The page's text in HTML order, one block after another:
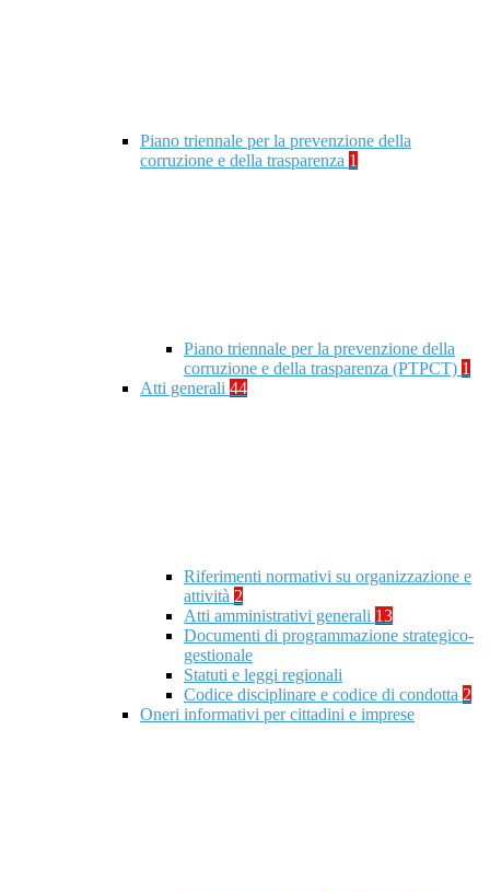
Piano triennale per la prevenzione della
corruzione e della trasparenza 1
Piano triennale per la prevenzione della
corruzione e della trasparenza (PTPCT) 1
Atti generali 44
Riferimenti normativi su organizzazione e
attività 2
Atti amministrativi generali 13
Documenti di programmazione strategico-
gestionale
Statuti e leggi regionali
Codice disciplinare e codice di condotta 2
Oneri informativi per cittadini e imprese